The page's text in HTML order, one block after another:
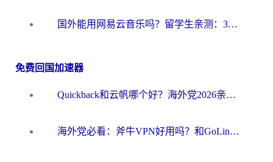
国外能用网易云音乐吗？留学生亲测：3步解决海外听歌难题
免费回国加速器
Quickback和云帆哪个好？海外党2026亲测指南：选对加速器大陆工具，无缝刷国内剧玩国服
海外党必看：斧牛VPN好用吗？和GoLinkVPN对比哪个回国效果更好？